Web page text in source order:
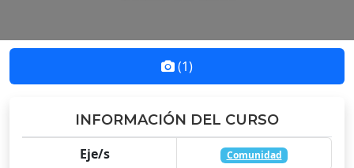
(1)
INFORMACIÓN DEL CURSO
Eje/s
Comunidad